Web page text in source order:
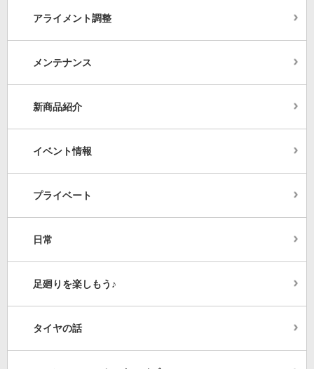
アライメント調整
メンテナンス
新商品紹介
イベント情報
プライベート
日常
足廻りを楽しもう♪
タイヤの話